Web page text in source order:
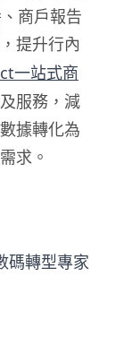
商戶報告
提升行內
一站式商
服務，減
據轉化為
求。
碼轉型專家